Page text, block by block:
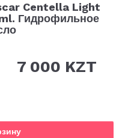
Centella Light
Гидрофильное
7 000 KZT